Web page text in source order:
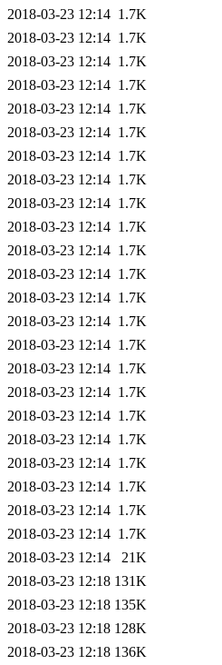
2018-03-23 12:14 1.7K
2018-03-23 12:14 1.7K
2018-03-23 12:14 1.7K
2018-03-23 12:14 1.7K
2018-03-23 12:14 1.7K
2018-03-23 12:14 1.7K
2018-03-23 12:14 1.7K
2018-03-23 12:14 1.7K
2018-03-23 12:14 1.7K
2018-03-23 12:14 1.7K
2018-03-23 12:14 1.7K
2018-03-23 12:14 1.7K
2018-03-23 12:14 1.7K
2018-03-23 12:14 1.7K
2018-03-23 12:14 1.7K
2018-03-23 12:14 1.7K
2018-03-23 12:14 1.7K
2018-03-23 12:14 1.7K
2018-03-23 12:14 1.7K
2018-03-23 12:14 1.7K
2018-03-23 12:14 1.7K
2018-03-23 12:14 1.7K
2018-03-23 12:14 1.7K
2018-03-23 12:14
21K
2018-03-23 12:18 131K
2018-03-23 12:18 135K
2018-03-23 12:18 128K
2018-03-23 12:18 136K